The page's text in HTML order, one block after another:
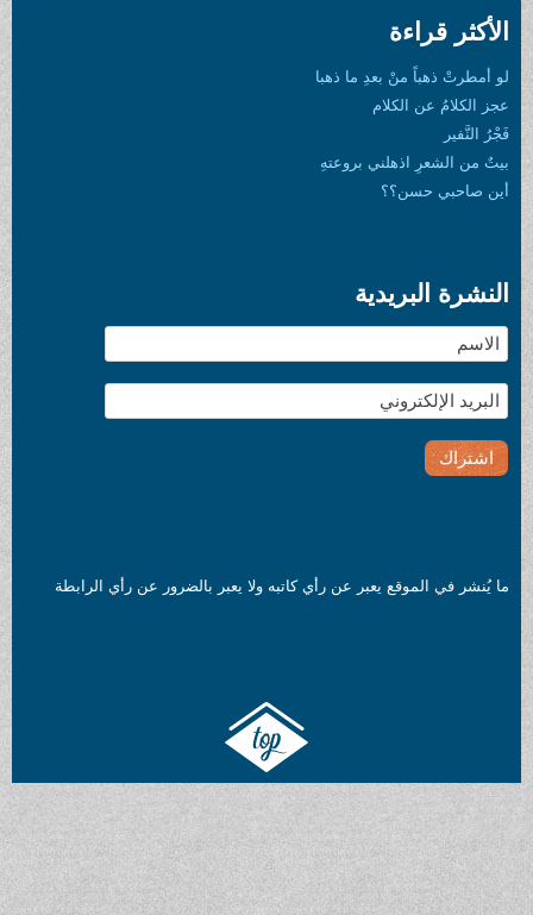
الأكثر قراءة
لو أمطرتْ ذهباً منْ بعدِ ما ذهبا
عجز الكلامُ عن الكلام
فَجْرُ النَّفير
بيتٌ من الشعرِ اذهلني بروعتهِ
أين صاحبي حسن؟؟
النشرة البريدية
ما يُنشر في الموقع يعبر عن رأي كاتبه ولا يعبر بالضرور عن رأي الرابطة